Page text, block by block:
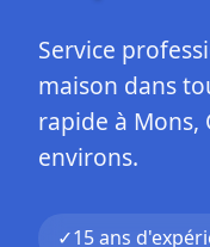
Service
maison dans
rapide à Mons,
environs.
✓15 ans